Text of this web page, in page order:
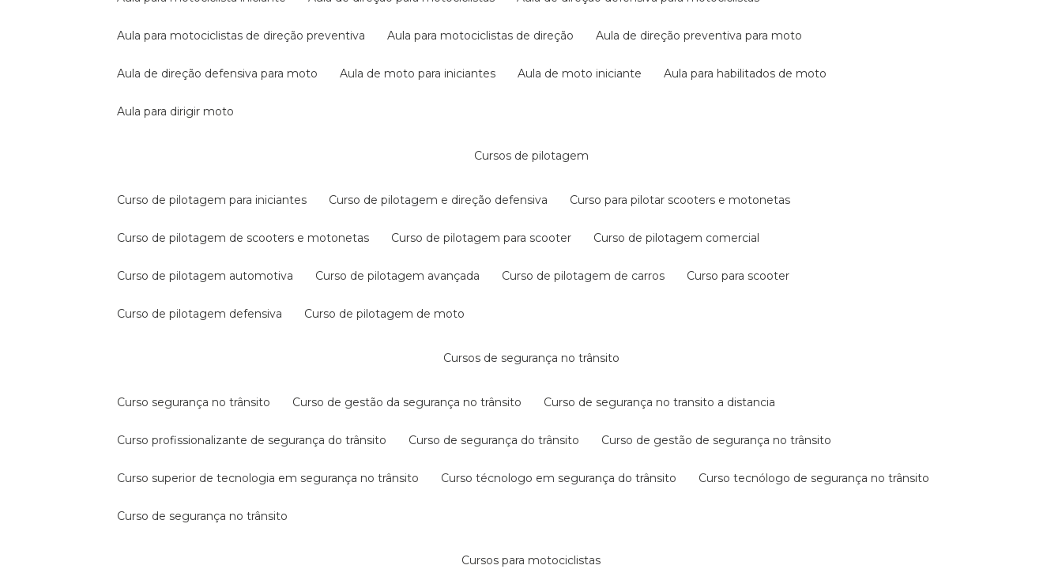
aula para motociclistas de direção preventiva aula para motociclistas de direção aula de direção preventiva para moto
aula de direção defensiva para moto aula de moto para iniciantes aula de moto iniciante aula para habilitados de moto
aula para dirigir moto
cursos de pilotagem
curso de pilotagem para iniciantes curso de pilotagem e direção defensiva curso para pilotar scooters e motonetas
curso de pilotagem de scooters e motonetas curso de pilotagem para scooter curso de pilotagem comercial
curso de pilotagem automotiva curso de pilotagem avançada curso de pilotagem de carros curso para scooter
curso de pilotagem defensiva curso de pilotagem de moto
cursos de segurança no trânsito
curso segurança no trânsito curso de gestão da segurança no trânsito curso de segurança no transito a distancia
curso profissionalizante de segurança do trânsito curso de segurança do trânsito curso de gestão de segurança no trânsito
curso superior de tecnologia em segurança no trânsito curso técnologo em segurança do trânsito curso tecnólogo de segurança no trânsito
curso de segurança no trânsito
cursos para motociclistas